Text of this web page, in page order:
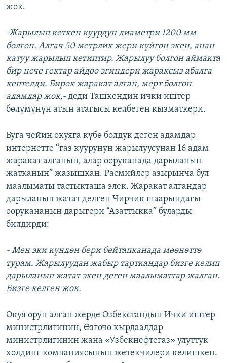
жок.
-Жарылып кеткен куурдун диаметри 1200 мм
болгон. Алгач 50 метрлик жери күйгөн экен, анан
катуу жарылып кетиптир. Жарылуу болгон аймакта
бир нече гектар айдоо эгиндери жараксыз абалга
кептелди. Бирок жаракат алган, мерт болгон
адамдар жок,- деди Ташкендин ички иштер
бөлүмүнүн атын атагысы келбеген кызматкери.
Буга чейин окуяга күбө болдук деген адамдар
интернетте “газ куурунун жарылуусунан 16 адам
жаракат алганын, алар ооруканада дарыланып
жатканын” жазышкан. Расмийлер азырынча бул
маалыматы тастыкташа элек. Жаракат алгандар
дарыланып жатат делген Чирчик шаарындагы
оорукананын дарыгери “Азаттыкка” буларды
билдирди:
- Мен эки күндөн бери бейтапканада мөөнөттө
турам. Жарылуудан жабыр тарткандар бизге келип
дарыланып жатат экен деген маалыматтар жалган.
Бизге келген жок.
Окуя орун алган жерде Өзбекстандын Ички иштер
министрлигинин, Өзгөчө кырдаалдар
министрлигинин жана «Узбекнефтегаз» улуттук
холдинг компаниясынын жетекчилери келишкен.